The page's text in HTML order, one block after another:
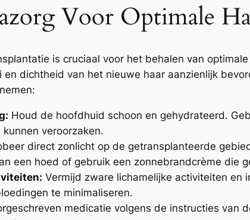
Voor Optimale
is cruciaal voor het behalen van
en dichtheid van het nieuwe haar aanzienlijk
Houd de hoofdhuid schoon en gehydrateerd.
veroorzaken.
direct zonlicht op de getransplanteerde
een hoed of gebruik een zonnebrandcrème die
Vermijd zware lichamelijke activiteiten en
te minimaliseren.
medicatie volgens de instructies van